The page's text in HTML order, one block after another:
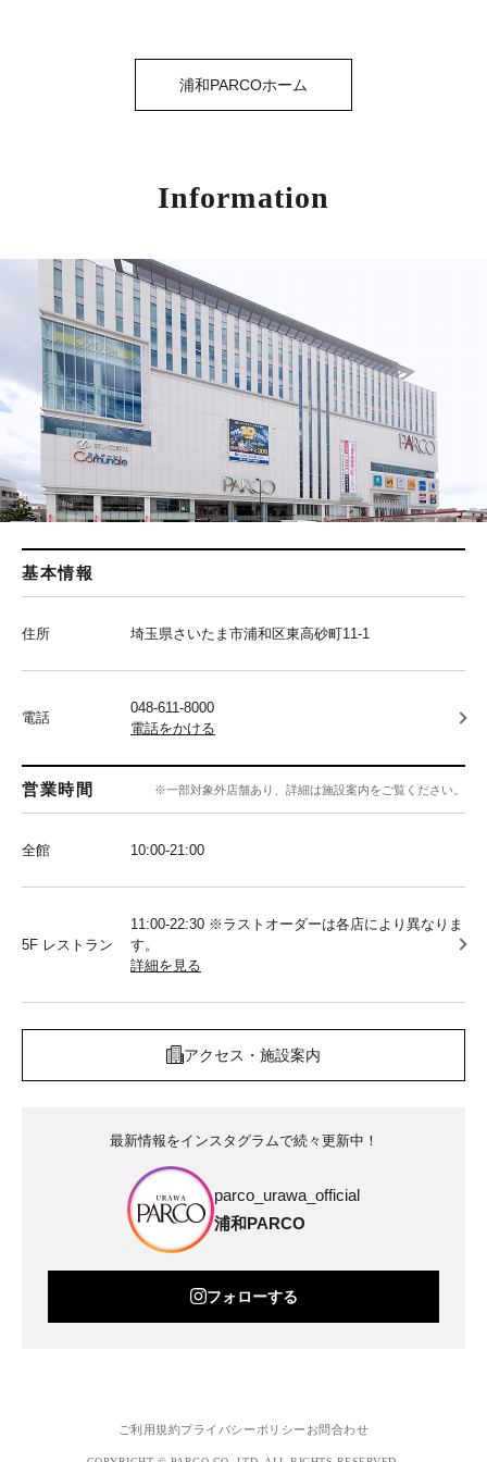
浦和PARCOホーム
Information
基本情報
住所 埼玉県さいたま市浦和区東高砂町11-1
電話
048-611-8000
電話をかける
営業時間 ※一部対象外店舗あり、詳細は施設案内をご覧ください。
全館 10:00‐21:00
5F レストラン
11:00-22:30 ※ラストオーダーは各店により異なりま
す。
詳細を見る
アクセス・施設案内
最新情報をインスタグラムで続々更新中！
parco_urawa_official
浦和PARCO
フォローする
ご利用規約プライバシーポリシー お問合わせ